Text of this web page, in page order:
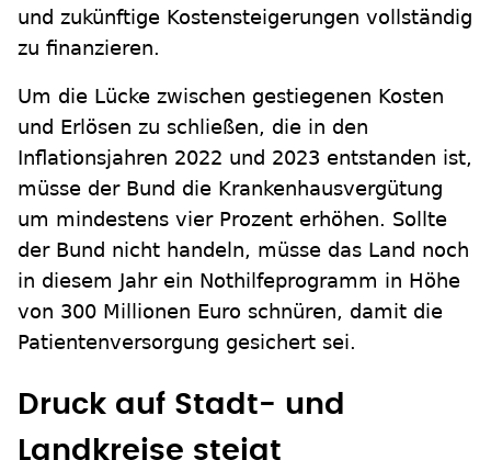
und zukünftige Kostensteigerungen vollständig
zu finanzieren.
Um die Lücke zwischen gestiegenen Kosten
und Erlösen zu schließen, die in den
Inflationsjahren 2022 und 2023 entstanden ist,
müsse der Bund die Krankenhausvergütung
um mindestens vier Prozent erhöhen. Sollte
der Bund nicht handeln, müsse das Land noch
in diesem Jahr ein Nothilfeprogramm in Höhe
von 300 Millionen Euro schnüren, damit die
Patientenversorgung gesichert sei.
Druck auf Stadt- und
Landkreise steigt